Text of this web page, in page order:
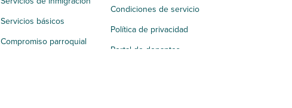
Servicios básicos
Compromiso parroquial
Condiciones de servicio
Política de privacidad
Portal de donantes